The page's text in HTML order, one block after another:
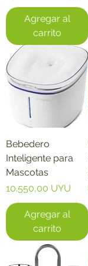
Agregar al
carrito
Bebedero
Inteligente para
Mascotas
Precio
10.550,00 UYU
Agregar al
carrito